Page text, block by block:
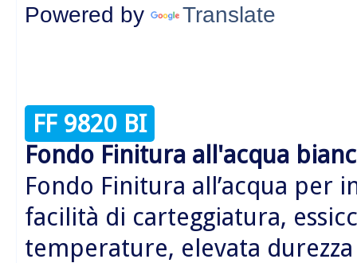
Powered by Translate
FF 9820 BI
Fondo Finitura all'acqua
Fondo Finitura all’acqua per
facilità di carteggiatura,
temperature, elevata